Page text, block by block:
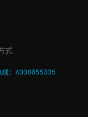
式
线：4006655335